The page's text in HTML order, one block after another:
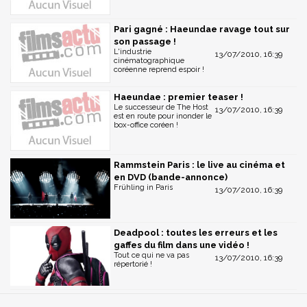
Pari gagné : Haeundae ravage tout sur
son passage !
13/07/2010, 16:39
L'industrie
cinématographique
coréenne reprend espoir !
Haeundae : premier teaser !
13/07/2010, 16:39
Le successeur de The Host
est en route pour inonder le
box-office coréen !
Rammstein Paris : le live au cinéma et
en DVD (bande-annonce)
13/07/2010, 16:39
Frühling in Paris
Deadpool : toutes les erreurs et les
gaffes du film dans une vidéo !
13/07/2010, 16:39
Tout ce qui ne va pas
répertorié !